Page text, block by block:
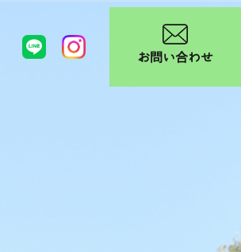
お問い合わせ